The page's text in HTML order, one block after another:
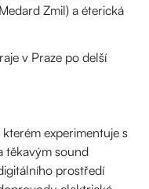
Zmil) a éterická
v Praze po delší
experimentuje s
těkavým sound
prostředí